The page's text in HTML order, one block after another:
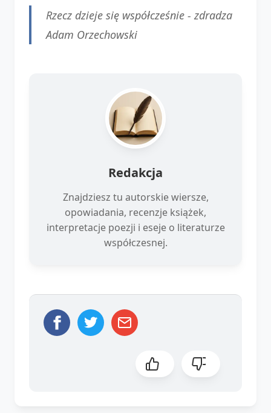
Rzecz dzieje się współcześnie - zdradza
Adam Orzechowski
Redakcja
Znajdziesz tu autorskie wiersze,
opowiadania, recenzje książek,
interpretacje poezji i eseje o literaturze
współczesnej.